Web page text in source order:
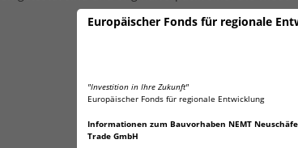
Europäischer Fonds für regionale
"Investition in Ihre Zukunft"
Europäischer Fonds für regionale Entwicklung
Informationen zum Bauvorhaben NEMT
Trade GmbH